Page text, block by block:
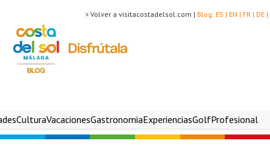
DE |
FR |
EN |
ES |
Blog:
> Volver a visitacostadelsol.com |
CulturaVacacionesGastronomiaExperienciasGolfProfesional